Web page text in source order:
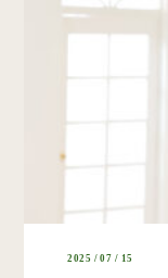
2025 / 07 / 15